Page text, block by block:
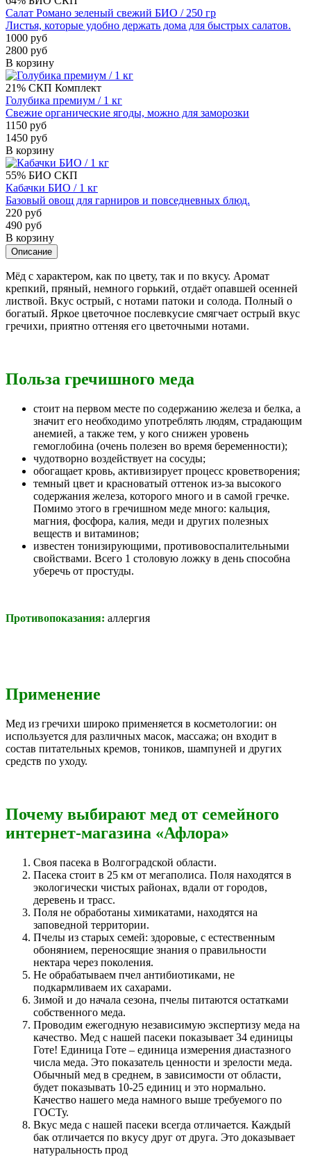
Салат Романо зеленый свежий БИО / 250 гр
Листья, которые удобно держать дома для быстрых салатов.
1000 руб
2800 руб
В корзину
21% СКП Комплект
Голубика премиум / 1 кг
Свежие органические ягоды, можно для заморозки
1150 руб
1450 руб
В корзину
55% БИО СКП
Кабачки БИО / 1 кг
Базовый овощ для гарниров и повседневных блюд.
220 руб
490 руб
В корзину
Описание
Мёд с характером, как по цвету, так и по вкусу. Аромат
крепкий, пряный, немного горький, отдаёт опавшей осенней
листвой. Вкус острый, с нотами патоки и солода. Полный о
богатый. Яркое цветочное послевкусие смягчает острый вкус
гречихи, приятно оттеняя его цветочными нотами.
Польза гречишного меда
стоит на первом месте по содержанию железа и белка, а
значит его необходимо употреблять людям, страдающим
анемией, а также тем, у кого снижен уровень
гемоглобина (очень полезен во время беременности);
чудотворно воздействует на сосуды;
обогащает кровь, активизирует процесс кроветворения;
темный цвет и красноватый оттенок из-за высокого
содержания железа, которого много и в самой гречке.
Помимо этого в гречишном меде много: кальция,
магния, фосфора, калия, меди и других полезных
веществ и витаминов;
известен тонизирующими, противовоспалительными
свойствами. Всего 1 столовую ложку в день способна
уберечь от простуды.
Противопоказания: аллергия
Применение
Мед из гречихи широко применяется в косметологии: он
используется для различных масок, массажа; он входит в
состав питательных кремов, тоников, шампуней и других
средств по уходу.
Почему выбирают мед от семейного
интернет-магазина «Афлора»
Своя пасека в Волгоградской области.
Пасека стоит в 25 км от мегаполиса. Поля находятся в
экологически чистых районах, вдали от городов,
деревень и трасс.
Поля не обработаны химикатами, находятся на
заповедной территории.
Пчелы из старых семей: здоровые, с естественным
обонянием, переносящие знания о правильности
нектара через поколения.
Не обрабатываем пчел антибиотиками, не
подкармливаем их сахарами.
Зимой и до начала сезона, пчелы питаются остатками
собственного меда.
Проводим ежегодную независимую экспертизу меда на
качество. Мед с нашей пасеки показывает 34 единицы
Готе! Единица Готе – единица измерения диастазного
числа меда. Это показатель ценности и зрелости меда.
Обычный мед в среднем, в зависимости от области,
будет показывать 10-25 единиц и это нормально.
Качество нашего меда намного выше требуемого по
ГОСТу.
Вкус меда с нашей пасеки всегда отличается. Каждый
бак отличается по вкусу друг от друга. Это доказывает
натуральность прод